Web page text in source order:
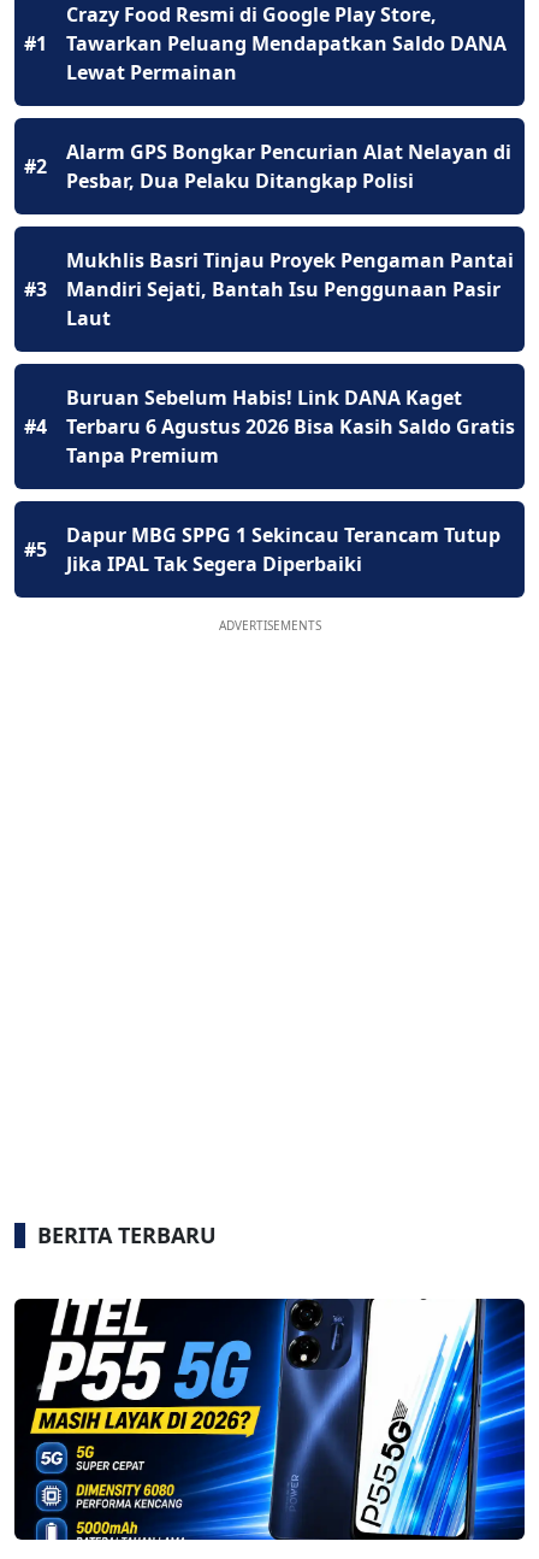
#1
Crazy Food Resmi di Google Play Store,
Tawarkan Peluang Mendapatkan Saldo DANA
Lewat Permainan
#2
Alarm GPS Bongkar Pencurian Alat Nelayan di
Pesbar, Dua Pelaku Ditangkap Polisi
#3
Mukhlis Basri Tinjau Proyek Pengaman Pantai
Mandiri Sejati, Bantah Isu Penggunaan Pasir
Laut
#4
Buruan Sebelum Habis! Link DANA Kaget
Terbaru 6 Agustus 2026 Bisa Kasih Saldo Gratis
Tanpa Premium
#5
Dapur MBG SPPG 1 Sekincau Terancam Tutup
Jika IPAL Tak Segera Diperbaiki
ADVERTISEMENTS
BERITA TERBARU